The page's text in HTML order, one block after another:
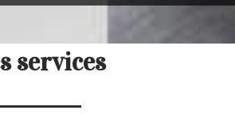
services